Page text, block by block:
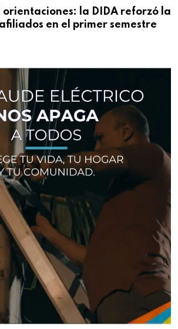
orientaciones: la DIDA reforzó la
en el primer semestre